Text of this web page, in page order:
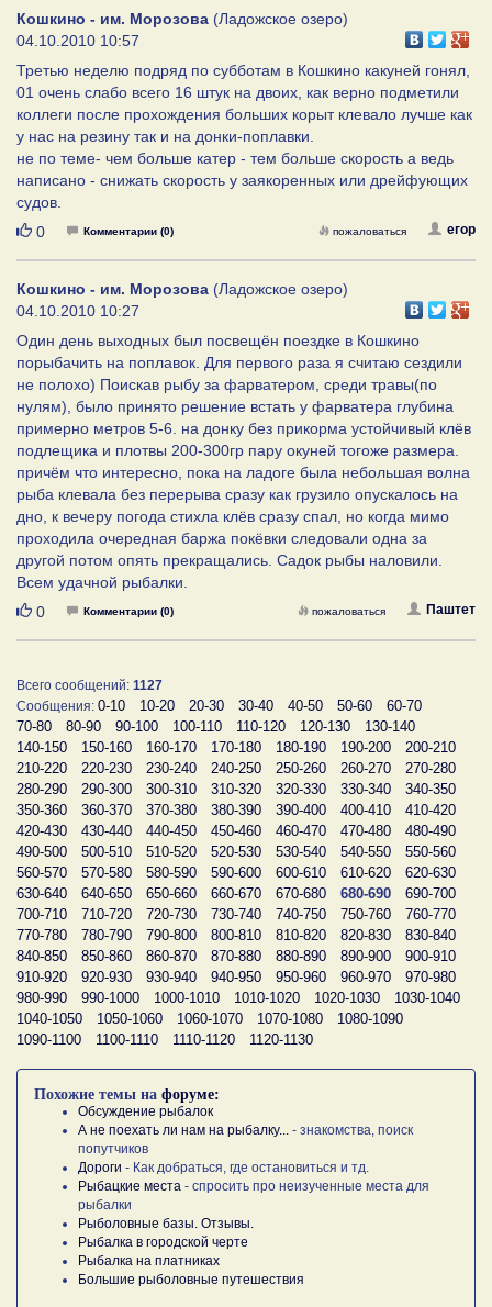
Кошкино - им. Морозова (Ладожское озеро)
04.10.2010 10:57
Третью неделю подряд по субботам в Кошкино какуней гонял,
01 очень слабо всего 16 штук на двоих, как верно подметили
коллеги после прохождения больших корыт клевало лучше как
у нас на резину так и на донки-поплавки.
не по теме- чем больше катер - тем больше скорость а ведь
написано - снижать скорость у заякоренных или дрейфующих
судов.
Нравится
0 Комментарии (0) егор
пожаловаться
Кошкино - им. Морозова (Ладожское озеро)
04.10.2010 10:27
Один день выходных был посвещён поездке в Кошкино
порыбачить на поплавок. Для первого раза я считаю сездили
не полохо) Поискав рыбу за фарватером, среди травы(по
нулям), было принято решение встать у фарватера глубина
примерно метров 5-6. на донку без прикорма устойчивый клёв
подлещика и плотвы 200-300гр пару окуней тогоже размера.
причём что интересно, пока на ладоге была небольшая волна
рыба клевала без перерыва сразу как грузило опускалось на
дно, к вечеру погода стихла клёв сразу спал, но когда мимо
проходила очередная баржа покёвки следовали одна за
другой потом опять прекращались. Садок рыбы наловили.
Всем удачной рыбалки.
Нравится
0 Комментарии (0) Паштет
пожаловаться
Всего сообщений: 1127
Сообщения: 0-10 10-20 20-30 30-40 40-50 50-60
60-70
70-80
80-90 90-100 100-110 110-120 120-130
130-140
140-150
150-160 160-170 170-180 180-190 190-200
200-210
210-220
220-230 230-240 240-250 250-260 260-270
270-280
280-290
290-300 300-310 310-320 320-330 330-340
340-350
350-360
360-370 370-380 380-390 390-400 400-410
410-420
420-430
430-440 440-450 450-460 460-470 470-480
480-490
490-500
500-510 510-520 520-530 530-540 540-550
550-560
560-570
570-580 580-590 590-600 600-610 610-620
620-630
630-640
640-650 650-660 660-670 670-680 680-690
690-700
700-710
710-720 720-730 730-740 740-750 750-760
760-770
770-780
780-790 790-800 800-810 810-820 820-830
830-840
840-850
850-860 860-870 870-880 880-890 890-900
900-910
910-920
920-930 930-940 940-950 950-960 960-970
970-980
980-990
990-1000 1000-1010 1010-1020 1020-1030
1030-1040
1040-1050
1050-1060 1060-1070 1070-1080
1080-1090
1090-1100
1100-1110 1110-1120 1120-1130
Похожие темы на форуме:
Обсуждение рыбалок
А не поехать ли нам на рыбалку...
- знакомства, поиск
попутчиков
Дороги - Как добраться, где остановиться и тд.
Рыбацкие места - спросить про неизученные места для
рыбалки
Рыболовные базы. Отзывы.
Рыбалка в городской черте
Рыбалка на платниках
Большие рыболовные путешествия